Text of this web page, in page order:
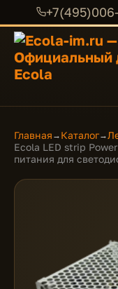
Главная → Каталог→
Ecola LED strip
питания для